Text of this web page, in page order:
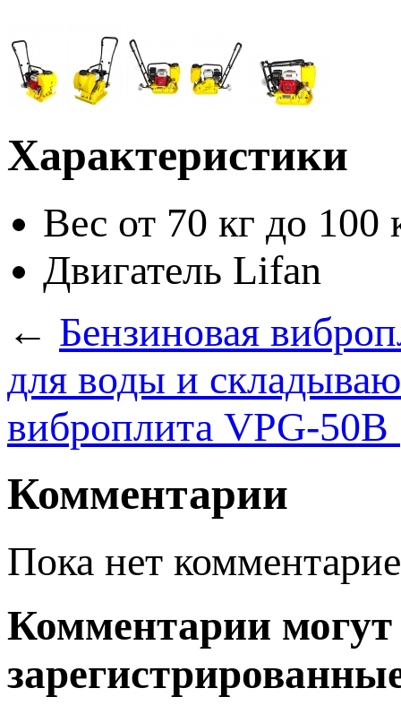
Характеристики
Вес от 70 кг до 100
Двигатель Lifan
← Бензиновая
для воды и
виброплита VPG-50B
Комментарии
Пока нет
Комментарии могут